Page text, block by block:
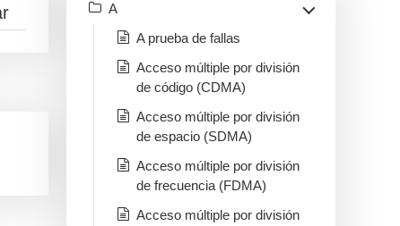
A
A prueba de fallas
Acceso múltiple por división
de código (CDMA)
Acceso múltiple por división
de espacio (SDMA)
Acceso múltiple por división
de frecuencia (FDMA)
Acceso múltiple por división